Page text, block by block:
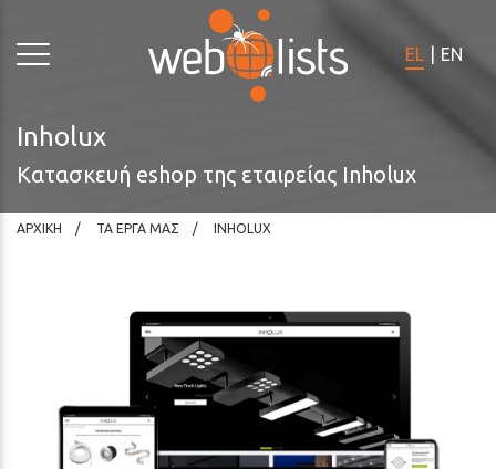
ιστότοπος
σύστημα
προσβασιμότητας.
EL EN
Inholux
Κατασκευή eshop της εταιρείας Inholux
ΑΡΧΙΚΗ ΤΑ ΕΡΓΑ ΜΑΣ INHOLUX